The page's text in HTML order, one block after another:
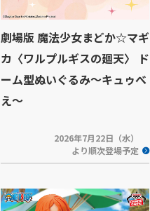
劇場版 魔法少女まどか☆マギ
カ〈ワルプルギスの廻天〉 ド
ーム型ぬいぐるみ～キュゥべ
え～
2026年7月22日（水）
より順次登場予定